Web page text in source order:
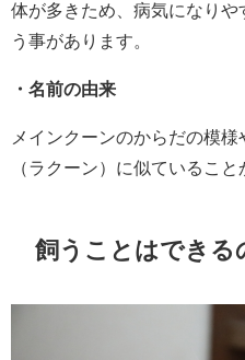
体が多きため、病気になりや
う事があります。
・名前の由来
メインクーンのからだの模
（ラクーン）に似ているこ
飼うことはできる